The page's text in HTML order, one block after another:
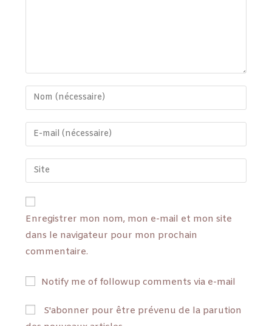
Enregistrer mon nom, mon e-mail et mon site
dans le navigateur pour mon prochain
commentaire.
Notify me of followup comments via e-mail
S'abonner pour être prévenu de la parution